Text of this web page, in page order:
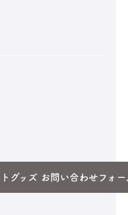
グッズ お問い合わせフォー